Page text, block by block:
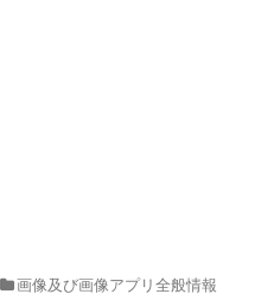
画像及び画像アプリ全般情報